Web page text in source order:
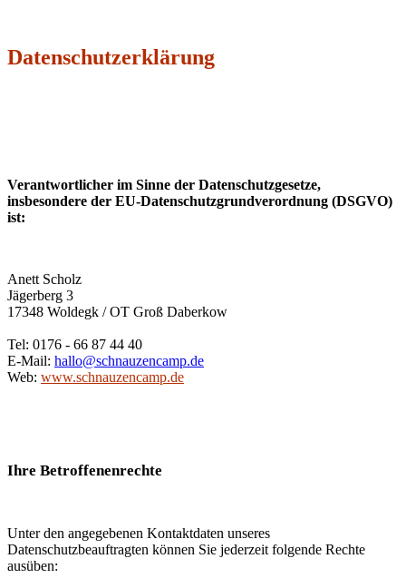
Datenschutzerklärung
Verantwortlicher im Sinne der Datenschutzgesetze,
insbesondere der EU-Datenschutzgrundverordnung (DSGVO)
ist:
Anett Scholz
Jägerberg 3
17348 Woldegk / OT Groß Daberkow
Tel: 0176 - 66 87 44 40
E-Mail: hallo@schnauzencamp.de
Web: www.schnauzencamp.de
Ihre Betroffenenrechte
Unter den angegebenen Kontaktdaten unseres
Datenschutzbeauftragten können Sie jederzeit folgende Rechte
ausüben: